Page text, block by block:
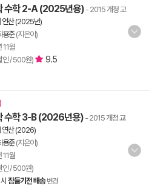
수학 2-A (2025년용) - 2015 개정 교
연산 (2025년)
용준(지은이)
11월
인 / 500원)
9.5
수학 3-B (2026년용)- 2015 개정 교
연산 (2026)
용준(지은이)
11월
인 / 500원)
잠들기전 배송 변경